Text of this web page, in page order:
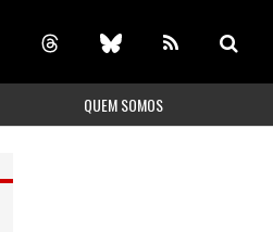
QUEM SOMOS